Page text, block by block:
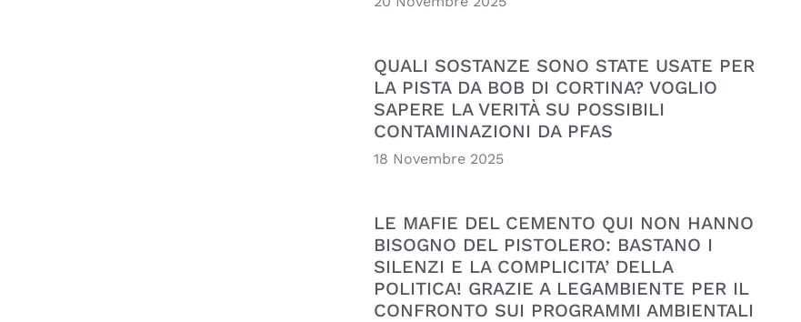
QUALI SOSTANZE SONO STATE USATE PER
LA PISTA DA BOB DI CORTINA? VOGLIO
SAPERE LA VERITÀ SU POSSIBILI
CONTAMINAZIONI DA PFAS
18 Novembre 2025
LE MAFIE DEL CEMENTO QUI NON HANNO
BISOGNO DEL PISTOLERO: BASTANO I
SILENZI E LA COMPLICITA’ DELLA
POLITICA! GRAZIE A LEGAMBIENTE PER IL
CONFRONTO SUI PROGRAMMI AMBIENTALI